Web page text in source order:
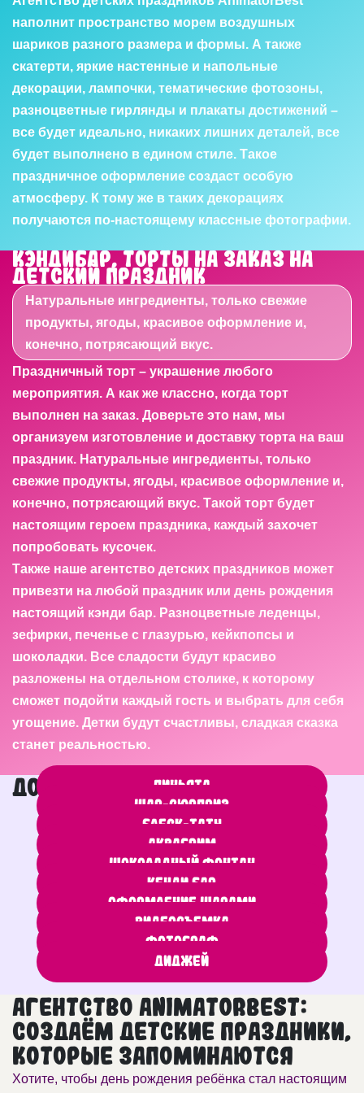
наполнит пространство морем воздушных
шариков разного размера и формы. А также
скатерти, яркие настенные и напольные
декорации, лампочки, тематические фотозоны,
разноцветные гирлянды и плакаты достижений –
все будет идеально, никаких лишних деталей, все
будет выполнено в едином стиле. Такое
праздничное оформление создаст особую
атмосферу. К тому же в таких декорациях
получаются по-настоящему классные фотографии.
Кэндибар, торты на заказ на
детский праздник
Натуральные ингредиенты, только свежие
продукты, ягоды, красивое оформление и,
конечно, потрясающий вкус.
Праздничный торт – украшение любого
мероприятия. А как же классно, когда торт
выполнен на заказ. Доверьте это нам, мы
организуем изготовление и доставку торта на ваш
праздник. Натуральные ингредиенты, только
свежие продукты, ягоды, красивое оформление и,
конечно, потрясающий вкус. Такой торт будет
настоящим героем праздника, каждый захочет
попробовать кусочек.
Также наше агентство детских праздников может
привезти на любой праздник или день рождения
настоящий кэнди бар. Разноцветные леденцы,
зефирки, печенье с глазурью, кейкпопсы и
шоколадки. Все сладости будут красиво
разложены на отдельном столике, к которому
сможет подойти каждый гость и выбрать для себя
угощение. Детки будут счастливы, сладкая сказка
станет реальностью.
Дополнительные услуги
Пиньята
Шар-сюрприз
Блеск-тату
Аквагрим
Шоколадный фонтан
Кенди бар
Оформление шарами
Видеосъемка
Фотограф
Диджей
Агентство AnimatorBest:
создаём детские праздники,
которые запоминаются
Хотите, чтобы день рождения ребёнка стал настоящим